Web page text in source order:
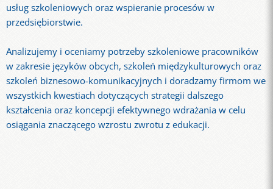
usług szkoleniowych oraz wspieranie procesów w
przedsiębiorstwie.
Analizujemy i oceniamy potrzeby szkoleniowe pracowników
w zakresie języków obcych, szkoleń międzykulturowych oraz
szkoleń biznesowo-komunikacyjnych i doradzamy firmom we
wszystkich kwestiach dotyczących strategii dalszego
kształcenia oraz koncepcji efektywnego wdrażania w celu
osiągania znaczącego wzrostu zwrotu z edukacji.